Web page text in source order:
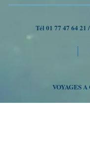
Tél 01 77 47 64 21 /
VOYAGES